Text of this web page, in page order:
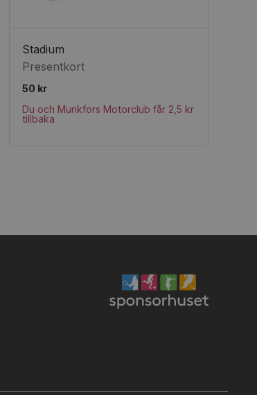
Stadium
Presentkort
50 kr
Du och Munkfors Motorclub får 2,5 kr
tillbaka